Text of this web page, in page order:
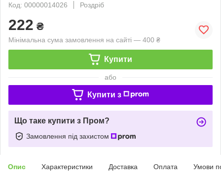
Код: 00000014026
Роздріб
222 ₴
Мінімальна сума замовлення на сайті — 400 ₴
Купити
або
Купити з
Що таке купити з Пром?
Замовлення під захистом
Опис Характеристики Доставка Оплата Умови